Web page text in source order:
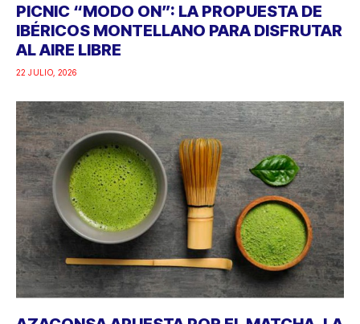
PICNIC “MODO ON”: LA PROPUESTA DE
IBÉRICOS MONTELLANO PARA DISFRUTAR
AL AIRE LIBRE
22 JULIO, 2026